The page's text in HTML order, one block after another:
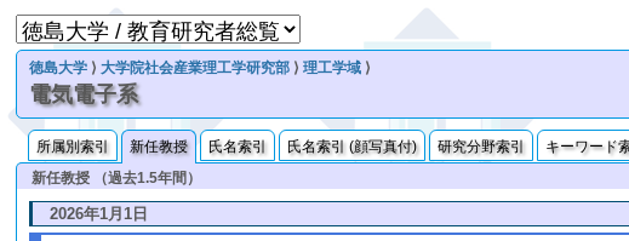
徳島大学 ⟩大学院社会産業理工学研究部 ⟩理工学域 ⟩
電気電子系
所属別索引 新任教授 氏名索引 氏名索引 (顔写真付) 研究分野索引 キーワード
新任教授 （過去1.5年間）
2026年1月1日